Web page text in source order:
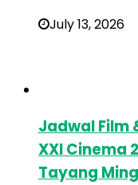
July 13, 2026
Jadwal Film
XXI Cinema
Tayang